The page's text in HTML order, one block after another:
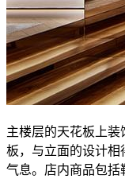
主楼层的天花板上
板，与立面的设计相
气息。店内商品包括